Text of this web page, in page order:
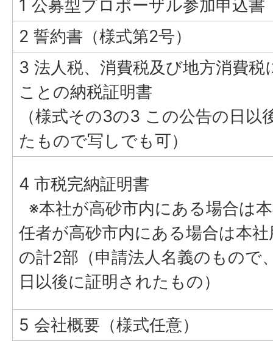
1 公募型プロポーザル参加申込書
2 誓約書（様式第2号）
3 法人税、消費税及び地方消費税
ことの納税証明書
（様式その3の3 この公告の日以
たもので写しでも可）
4 市税完納証明書
※本社が高砂市内にある場合は
任者が高砂市内にある場合は本
の計2部（申請法人名義のもので
日以後に証明されたもの）
5 会社概要（様式任意）